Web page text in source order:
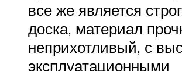
все же является
доска, материал
неприхотливый, с
эксплуатационными